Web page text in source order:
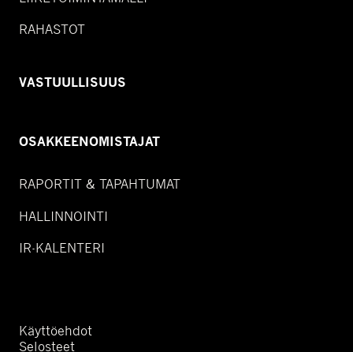
RAHASTOT
VASTUULLISUUS
OSAKKEENOMISTAJAT
RAPORTIT & TAPAHTUMAT
HALLINNOINTI
IR-KALENTERI
Käyttöehdot
Selosteet